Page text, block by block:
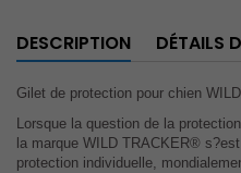
DESCRIPTION DÉTAILS
Gilet de protection pour chien
Lorsque la question de la
la marque WILD TRACKER®
protection individuelle,